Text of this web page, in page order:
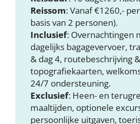
Reissom: Vanaf €1260,-
basis van 2 personen).
Inclusief: Overnachtingen
dagelijks bagagevervoer,
& dag 4, routebeschrijving &
topografiekaarten,
24/7 ondersteuning.
Exclusief: Heen- en
maaltijden, optionele
persoonlijke uitgaven,